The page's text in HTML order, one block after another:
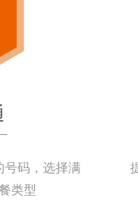
号码，选择满
类型